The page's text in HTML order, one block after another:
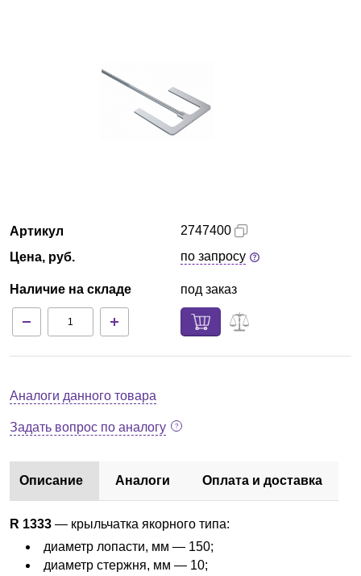
Партнеры
Технический сервис
Артикул
Цена, руб.
Наличие на складе
2747400
по запросу
под заказ
Аналоги данного товара
Задать вопрос по аналогу
Описание Аналоги Оплата и доставка
R 1333 — крыльчатка якорного типа:
диаметр лопасти, мм — 150;
диаметр стержня, мм — 10;